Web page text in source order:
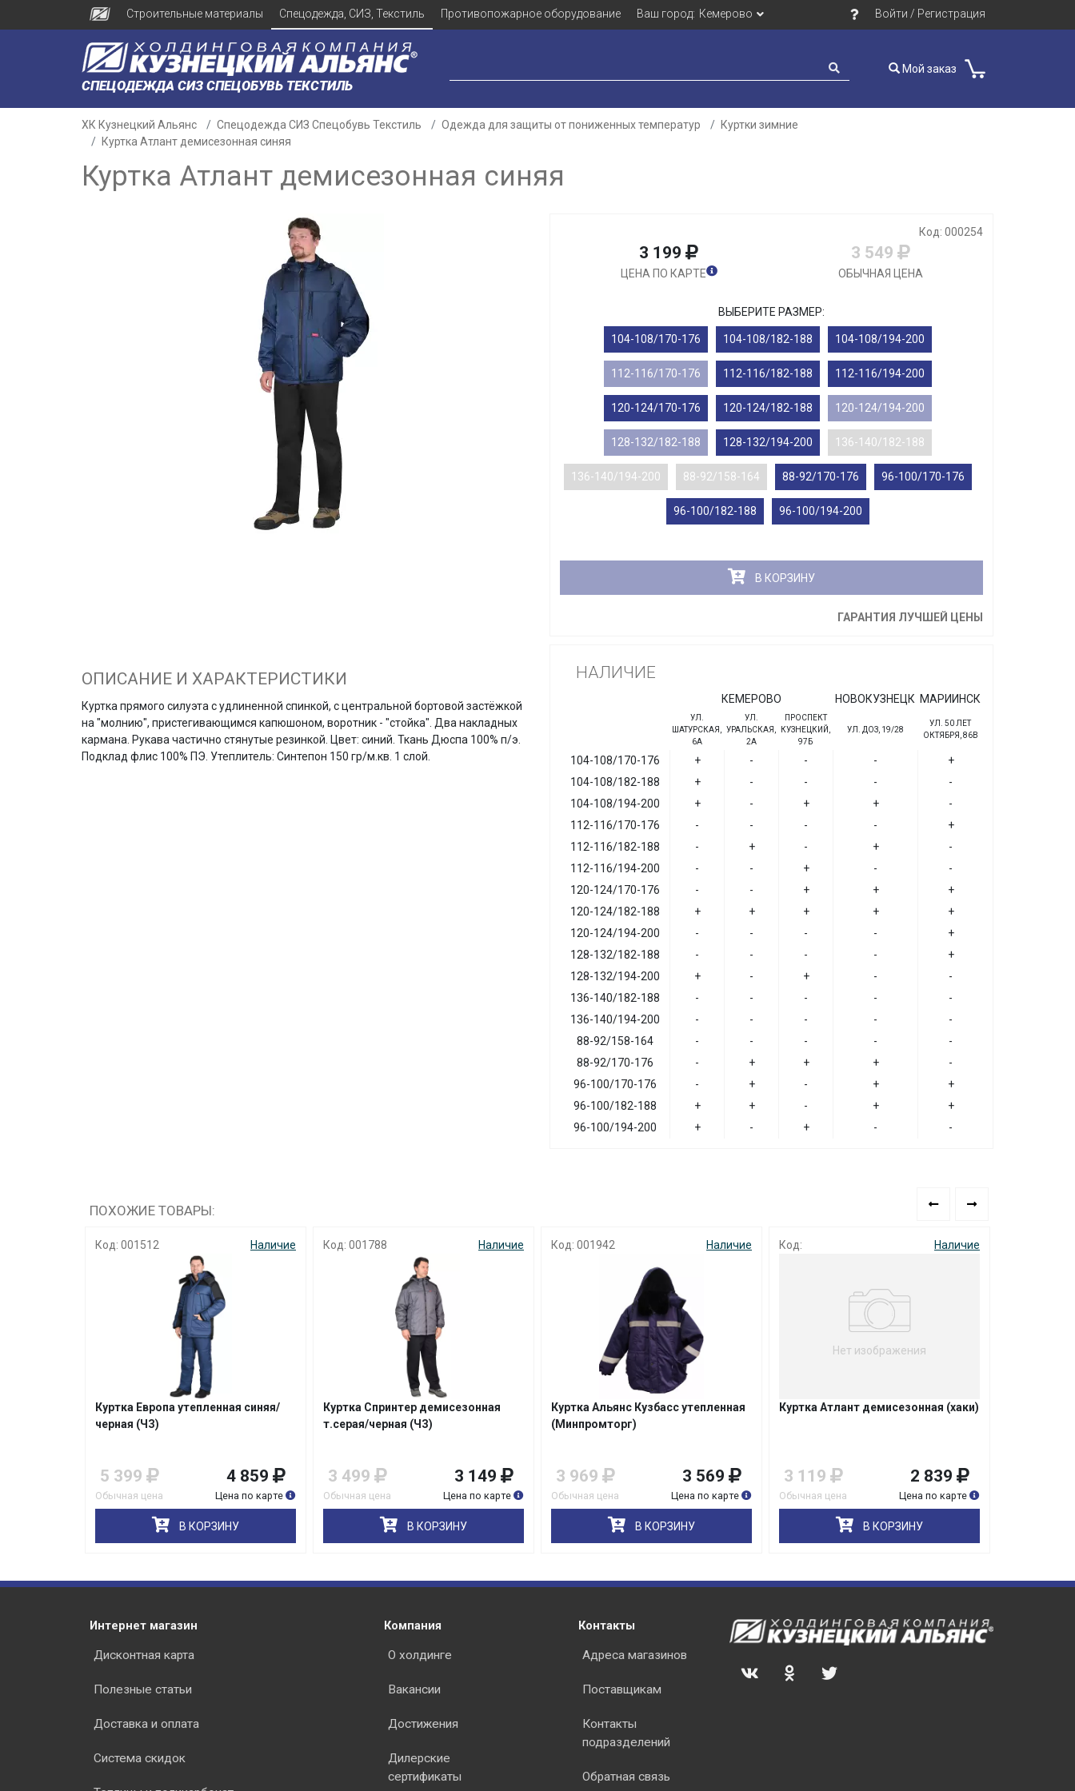
Строительные материалы Спецодежда, СИЗ, Текстиль Противопожарное оборудование Ваш город: Кемерово Войти / Регистрация
СПЕЦОДЕЖДА СИЗ СПЕЦОБУВЬ ТЕКСТИЛЬ
Мой заказ
ХК Кузнецкий Альянс Спецодежда СИЗ Спецобувь Текстиль Одежда для защиты от пониженных температур
Куртки зимние
Куртка Атлант демисезонная синяя
Куртка Атлант демисезонная синяя
Код: 000254
3 199
ЦЕНА ПО КАРТЕ
3 549
ОБЫЧНАЯ ЦЕНА
ВЫБЕРИТЕ РАЗМЕР:
104-108/170-176 104-108/182-188 104-108/194-200
112-116/170-176 112-116/182-188 112-116/194-200
120-124/170-176 120-124/182-188 120-124/194-200
128-132/182-188 128-132/194-200 136-140/182-188
136-140/194-200 88-92/158-164 88-92/170-176 96-100/170-176
96-100/182-188 96-100/194-200
В КОРЗИНУ
ГАРАНТИЯ ЛУЧШЕЙ ЦЕНЫ
ОПИСАНИЕ И ХАРАКТЕРИСТИКИ
Куртка прямого силуэта с удлиненной спинкой, с центральной бортовой застёжкой
на "молнию", пристегивающимся капюшоном, воротник - "стойка". Два накладных
кармана. Рукава частично стянутые резинкой. Цвет: синий. Ткань Дюспа 100% п/э.
Подклад флис 100% ПЭ. Утеплитель: Синтепон 150 гр/м.кв. 1 слой.
НАЛИЧИЕ
КЕМЕРОВО НОВОКУЗНЕЦК МАРИИНСК
УЛ.
ШАТУРСКАЯ,
6А
УЛ.
УРАЛЬСКАЯ,
2А
ПРОСПЕКТ
КУЗНЕЦКИЙ,
97Б
УЛ. ДОЗ, 19/28
УЛ. 50 ЛЕТ
ОКТЯБРЯ, 86В
104-108/170-176 + - - -
+
104-108/182-188
+ - - -
-
104-108/194-200
+ - + +
-
112-116/170-176
- - - -
+
112-116/182-188
- + - +
-
112-116/194-200
- - + -
-
120-124/170-176
- - + +
+
120-124/182-188
+ + + +
+
120-124/194-200
- - - -
+
128-132/182-188
- - - -
+
128-132/194-200
+ - + -
-
136-140/182-188
- - - -
-
136-140/194-200
- - - -
-
88-92/158-164
- - - -
-
88-92/170-176
- + + +
-
96-100/170-176
- + - +
+
96-100/182-188
+ + - +
+
96-100/194-200
+ - + - -
ПОХОЖИЕ ТОВАРЫ:
Код: 001512 Наличие
Куртка Европа утепленная синяя/
черная (ЧЗ)
5 399
Обычная цена
4 859
Цена по карте
В КОРЗИНУ
Код: 001788 Наличие
Куртка Спринтер демисезонная
т.серая/черная (ЧЗ)
3 499
Обычная цена
3 149
Цена по карте
В КОРЗИНУ
Код: 001942 Наличие
Куртка Альянс Кузбасс утепленная
(Минпромторг)
3 969
Обычная цена
3 569
Цена по карте
В КОРЗИНУ
Код: Наличие
Нет изображения
Куртка Атлант демисезонная (хаки)
3 119
Обычная цена
2 839
Цена по карте
В КОРЗИНУ
Интернет магазин
Дисконтная карта
Полезные статьи
Доставка и оплата
Система скидок
Компания
О холдинге
Вакансии
Достижения
Дилерские
сертификаты
Контакты
Адреса магазинов
Поставщикам
Контакты
подразделений
Обратная связь